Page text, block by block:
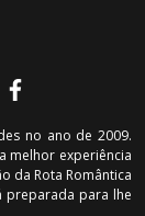
no ano de 2009.
melhor experiência
da Rota Romântica
preparada para lhe